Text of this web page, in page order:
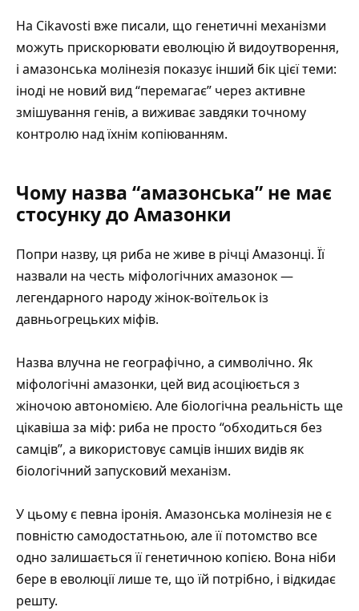
На Cikavosti вже писали, що генетичні механізми
можуть прискорювати еволюцію й видоутворення,
і амазонська молінезія показує інший бік цієї теми:
іноді не новий вид “перемагає” через активне
змішування генів, а виживає завдяки точному
контролю над їхнім копіюванням.
Чому назва “амазонська” не має
стосунку до Амазонки
Попри назву, ця риба не живе в річці Амазонці. Її
назвали на честь міфологічних амазонок —
легендарного народу жінок-воїтельок із
давньогрецьких міфів.
Назва влучна не географічно, а символічно. Як
міфологічні амазонки, цей вид асоціюється з
жіночою автономією. Але біологічна реальність ще
цікавіша за міф: риба не просто “обходиться без
самців”, а використовує самців інших видів як
біологічний запусковий механізм.
У цьому є певна іронія. Амазонська молінезія не є
повністю самодостатньою, але її потомство все
одно залишається її генетичною копією. Вона ніби
бере в еволюції лише те, що їй потрібно, і відкидає
решту.